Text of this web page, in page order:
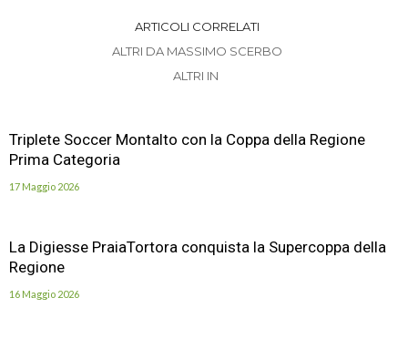
ARTICOLI CORRELATI
ALTRI DA MASSIMO SCERBO
ALTRI IN
Triplete Soccer Montalto con la Coppa della Regione
Prima Categoria
17 Maggio 2026
La Digiesse PraiaTortora conquista la Supercoppa della
Regione
16 Maggio 2026